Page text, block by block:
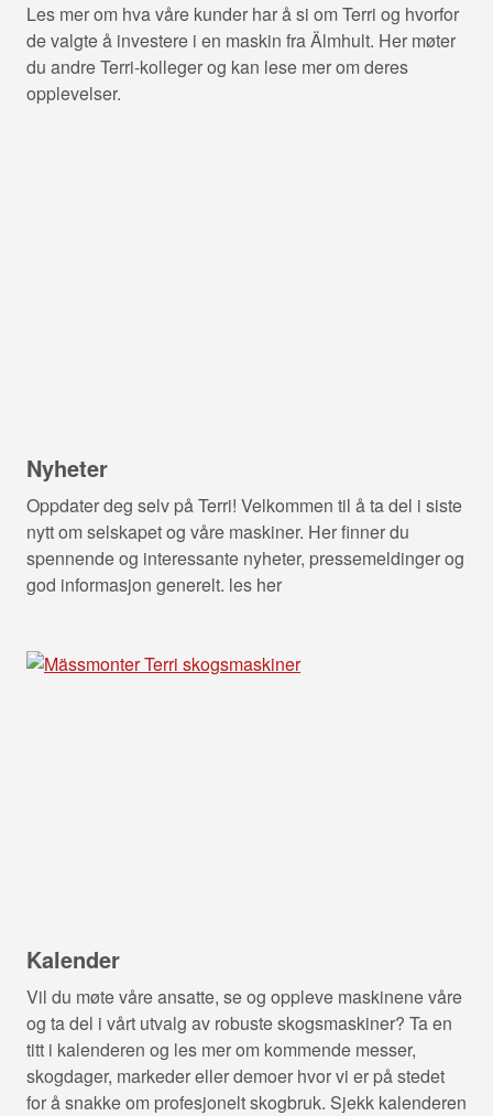
Les mer om hva våre kunder har å si om Terri og hvorfor
de valgte å investere i en maskin fra Älmhult. Her møter
du andre Terri-kolleger og kan lese mer om deres
opplevelser.
Nyheter
Oppdater deg selv på Terri! Velkommen til å ta del i siste
nytt om selskapet og våre maskiner. Her finner du
spennende og interessante nyheter, pressemeldinger og
god informasjon generelt. les her
Kalender
Vil du møte våre ansatte, se og oppleve maskinene våre
og ta del i vårt utvalg av robuste skogsmaskiner? Ta en
titt i kalenderen og les mer om kommende messer,
skogdager, markeder eller demoer hvor vi er på stedet
for å snakke om profesjonelt skogbruk. Sjekk kalenderen